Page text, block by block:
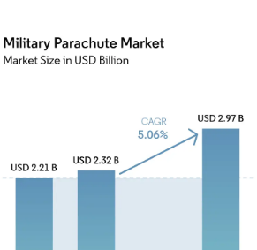
Bild © Mordor Intelligence.